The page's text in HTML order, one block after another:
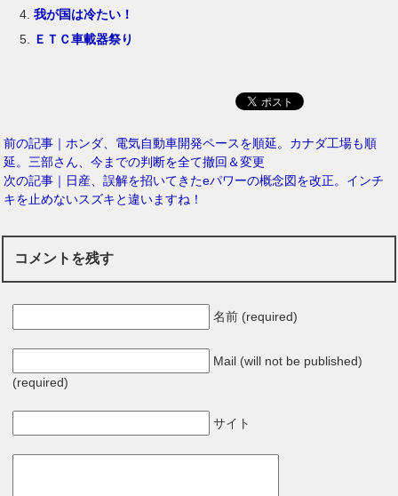
我が国は冷たい！
ＥＴＣ車載器祭り
前の記事｜ホンダ、電気自動車開発ペースを順延。カナダ工場も順
延。三部さん、今までの判断を全て撤回＆変更
次の記事｜日産、誤解を招いてきたeパワーの概念図を改正。インチ
キを止めないスズキと違いますね！
コメントを残す
名前 (required)
Mail (will not be published)
(required)
サイト